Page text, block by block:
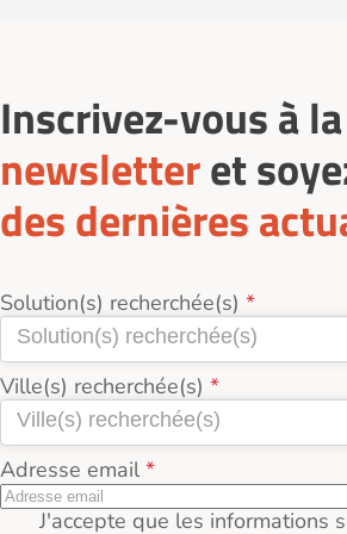
Inscrivez-vous à la
newsletteret
des dernières
Solution(s) recherchée(s)
Ville(s) recherchée(s)
Adresse email
J'accepte que les informations